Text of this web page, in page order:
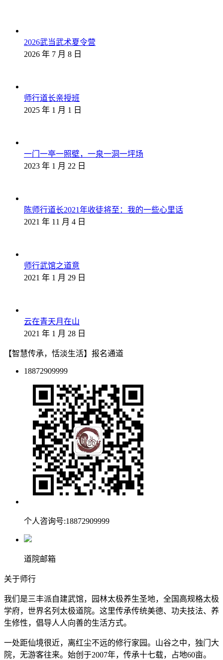
2026武当武术夏令营
2026 年 7 月 8 日
师行道长亲授班
2025 年 1 月 1 日
一门一亭一照壁，一泉一洞一坪场
2023 年 1 月 22 日
陈师行道长2021年收徒将至：我的一些心里话
2021 年 11 月 4 日
师行武馆之道意
2021 年 1 月 29 日
云在青天月在山
2021 年 1 月 28 日
【智慧传承，恬淡生活】报名通道
18872909999
个人咨询号:18872909999
道院邮箱
关于师行
我们是三丰派自建武馆，园林太极养生圣地，全国高规格太极
学府，世界名列太极道院。这里传承传统美德、功夫技法、养
生修性，倡导人人向善的生活方式。
一处距仙境很近，离红尘不远的修行家园。山谷之中，独门大
院，无游客往来。始创于2007年，传承十七载，占地60亩。